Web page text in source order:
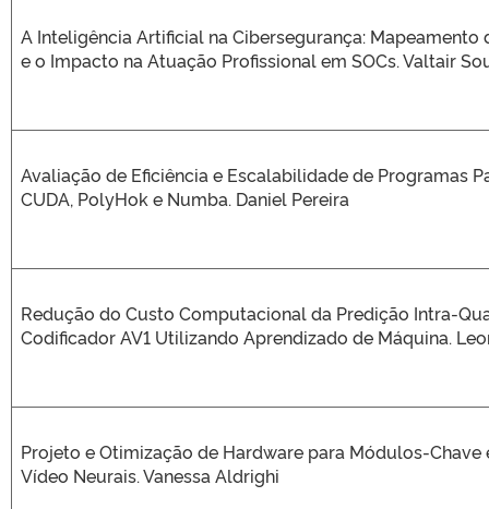
A Inteligência Artificial na Cibersegurança: Mapeamento
e o Impacto na Atuação Profissional em SOCs. Valtair
Avaliação de Eficiência e Escalabilidade de Programas
CUDA, PolyHok e Numba. Daniel Pereira
Redução do Custo Computacional da Predição Intra-
Codificador AV1 Utilizando Aprendizado de Máquina.
Projeto e Otimização de Hardware para Módulos-Chave
Vídeo Neurais. Vanessa Aldrighi